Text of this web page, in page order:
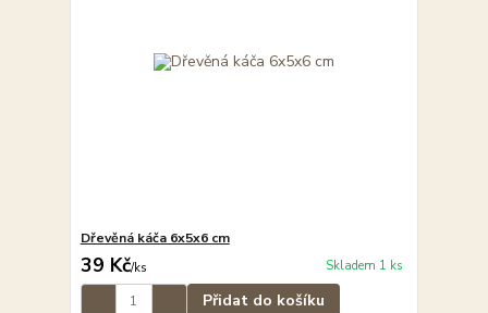
Dřevěná káča 6x5x6 cm
39 Kč/ks Skladem 1 ks
Přidat do košíku